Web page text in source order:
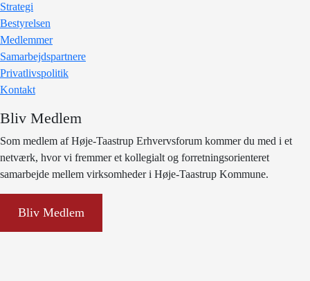
Strategi
Bestyrelsen
Medlemmer
Samarbejdspartnere
Privatlivspolitik
Kontakt
Bliv Medlem
Som medlem af Høje-Taastrup Erhvervsforum kommer du med i et
netværk, hvor vi fremmer et kollegialt og forretningsorienteret
samarbejde mellem virksomheder i Høje-Taastrup Kommune.
Bliv Medlem